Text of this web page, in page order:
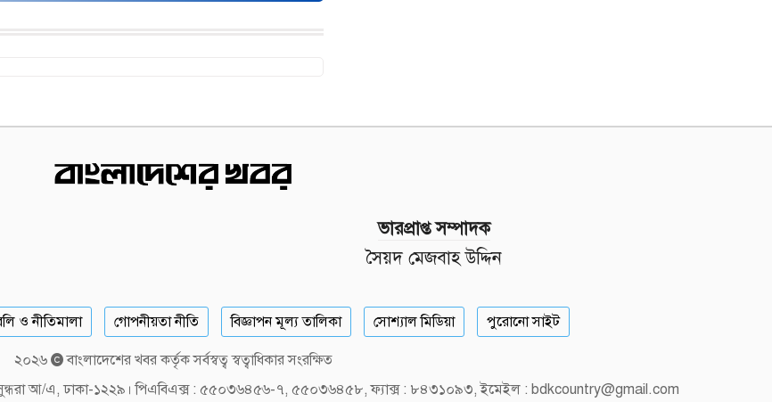
ভারপ্রাপ্ত সম্পাদক
সৈয়দ মেজবাহ উদ্দিন
ও নীতিমালা গোপনীয়তা নীতি বিজ্ঞাপন মূল্য তালিকা সোশ্যাল মিডিয়া পুরোনো সাইট
২০২৬
বাংলাদেশের খবর কর্তৃক সর্বস্বত্ব স্বত্বাধিকার সংরক্ষিত
আ/এ, ঢাকা-১২২৯। পিএবিএক্স : ৫৫০৩৬৪৫৬-৭, ৫৫০৩৬৪৫৮, ফ্যাক্স : ৮৪৩১০৯৩, ইমেইল : bdkcountry@gmail.com